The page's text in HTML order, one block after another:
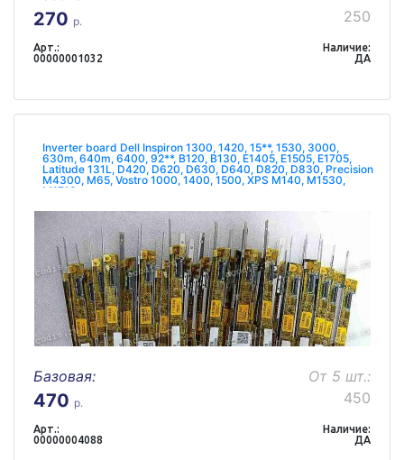
270 р.
250
Арт.:
00000001032
Наличие:
ДА
Inverter board Dell Inspiron 1300, 1420, 15**, 1530, 3000,
630m, 640m, 6400, 92**, B120, B130, E1405, E1505, E1705,
Latitude 131L, D420, D620, D630, D640, D820, D830, Precision
M4300, M65, Vostro 1000, 1400, 1500, XPS M140, M1530,
M1710
Базовая:
470 р.
От 5 шт.:
450
Арт.:
00000004088
Наличие:
ДА